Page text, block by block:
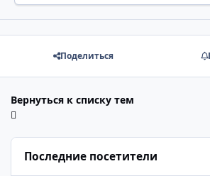
Поделиться
Вернуться к списку тем
Последние посетители